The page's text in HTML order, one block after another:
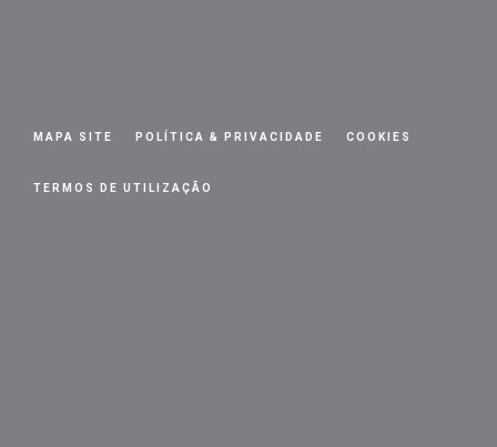
MAPA SITE POLÍTICA & PRIVACIDADE COOKIES
TERMOS DE UTILIZAÇÃO